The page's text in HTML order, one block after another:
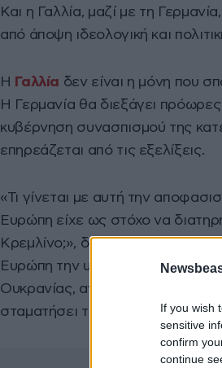
If you wish
sensitive
confirm
continue
Και η Γαλλία, μαζί με τη
από άποψη ιδεολογική και
Η Γαλλία δεν είναι η μόνη που
Η Γερμανία θα διεξάγει
κυβέρνηση συνασπισμού της
επηρεάζεται από τις εξελίξεις.
«Τι γίνεται με αυτή την
Ευρώπη είχε ως στόχο να
Κρεμλίνο;», διερωτάται το BBC
Ευρώπη την υπόσχεσή της να
Ουκρανίας, αν ο νέος πρόεδρος
σταματήσει τη ροή